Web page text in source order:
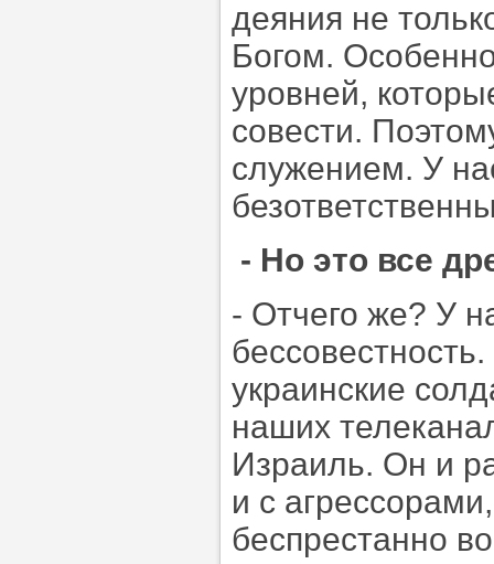
деяния не
Богом.
уровней,
совести.
служением. У
- Но это все
- Отчего же? У
украинские
наших
Израиль. Он и
и с
беспрестанно